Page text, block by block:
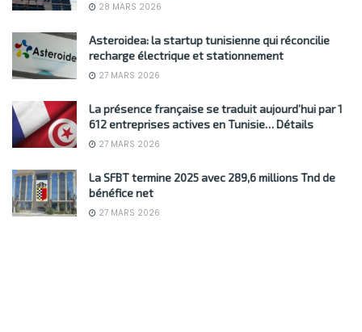
28 MARS 2026
Asteroidea: la startup tunisienne qui réconcilie
recharge électrique et stationnement
27 MARS 2026
La présence française se traduit aujourd’hui par 1
612 entreprises actives en Tunisie… Détails
27 MARS 2026
La SFBT termine 2025 avec 289,6 millions Tnd de
bénéfice net
27 MARS 2026